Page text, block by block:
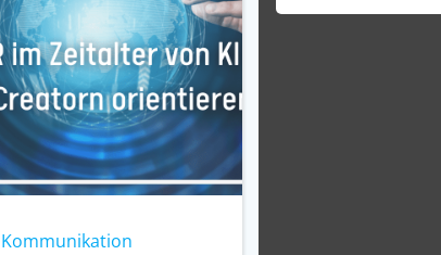
Kommunikation